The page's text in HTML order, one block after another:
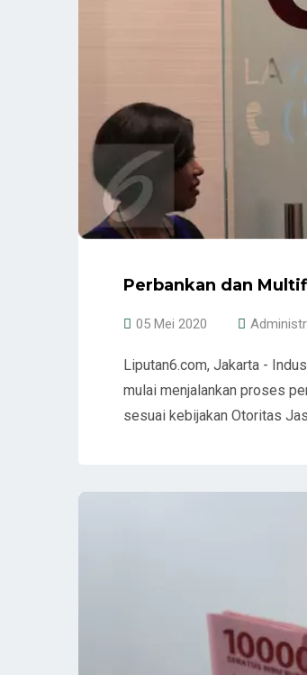
Perbankan dan
05 Mei 2020
Liputan6.com, Jakarta -
mulai menjalankan proses
sesuai kebijakan Otoritas